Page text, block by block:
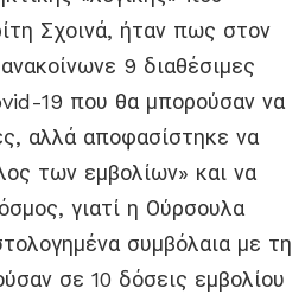
Σχοινά, ήταν πως στον
9 διαθέσιμες
19 που θα μπορούσαν να
αλλά αποφασίστηκε να
των εμβολίων» και να
γιατί η Ούρσουλα
συμβόλαια με τη
σε 10 δόσεις εμβολίου